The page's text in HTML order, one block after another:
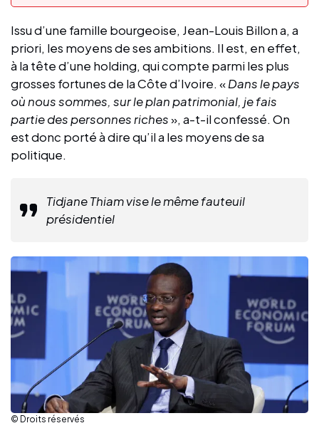
Issu d’une famille bourgeoise, Jean-Louis Billon a, a
priori, les moyens de ses ambitions. Il est, en effet,
à la tête d’une holding, qui compte parmi les plus
grosses fortunes de la Côte d’Ivoire. «Dans le pays
où nous sommes, sur le plan patrimonial, je fais
partie des personnes riches», a-t-il confessé. On
est donc porté à dire qu’il a les moyens de sa
politique.
Tidjane Thiam vise le même fauteuil
présidentiel
© Droits réservés